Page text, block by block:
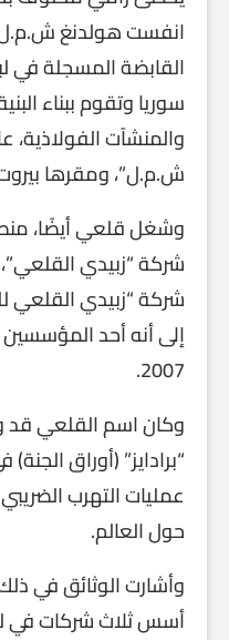
انفست هولدنغ
القابضة المسجلة في
سوريا وتقوم ببناء
والمنشآت
ش.م.ل”، ومقرها
وشغل قلعي أيضًا،
شركة “زبيدي
شركة “زبيدي القلعي
إلى أنه أحد
2007.
وكان اسم القلعي قد
عمليات التهرب
حول العالم.
وأشارت الوثائق في
أسس ثلاث شركات في